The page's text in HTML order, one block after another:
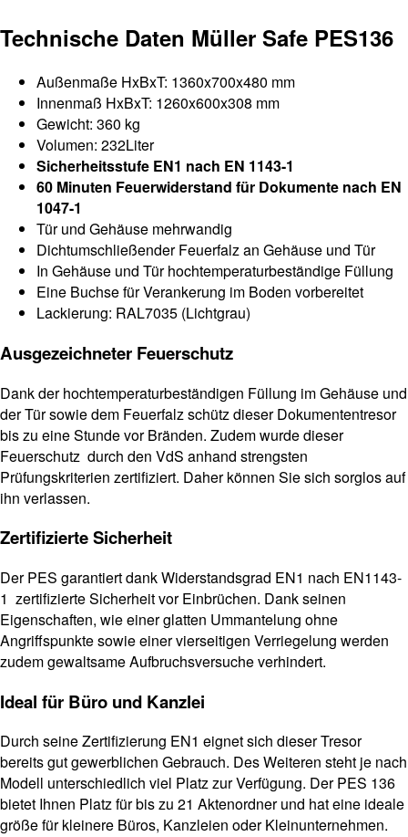
Technische Daten Müller Safe PES136
Außenmaße HxBxT: 1360x700x480 mm
Innenmaß HxBxT: 1260x600x308 mm
Gewicht: 360 kg
Volumen: 232Liter
Sicherheitsstufe EN1 nach EN 1143-1
60 Minuten Feuerwiderstand für Dokumente nach EN
1047-1
Tür und Gehäuse mehrwandig
Dichtumschließender Feuerfalz an Gehäuse und Tür
In Gehäuse und Tür hochtemperaturbeständige Füllung
Eine Buchse für Verankerung im Boden vorbereitet
Lackierung: RAL7035 (Lichtgrau)
Ausgezeichneter Feuerschutz
Dank der hochtemperaturbeständigen Füllung im Gehäuse und
der Tür sowie dem Feuerfalz schütz dieser Dokumententresor
bis zu eine Stunde vor Bränden. Zudem wurde dieser
Feuerschutz durch den VdS anhand strengsten
Prüfungskriterien zertifiziert. Daher können Sie sich sorglos auf
ihn verlassen.
Zertifizierte Sicherheit
Der PES garantiert dank Widerstandsgrad EN1 nach EN1143-
1 zertifizierte Sicherheit vor Einbrüchen. Dank seinen
Eigenschaften, wie einer glatten Ummantelung ohne
Angriffspunkte sowie einer vierseitigen Verriegelung werden
zudem gewaltsame Aufbruchsversuche verhindert.
Ideal für Büro und Kanzlei
Durch seine Zertifizierung EN1 eignet sich dieser Tresor
bereits gut gewerblichen Gebrauch. Des Weiteren steht je nach
Modell unterschiedlich viel Platz zur Verfügung. Der PES 136
bietet Ihnen Platz für bis zu 21 Aktenordner und hat eine ideale
größe für kleinere Büros, Kanzleien oder Kleinunternehmen.